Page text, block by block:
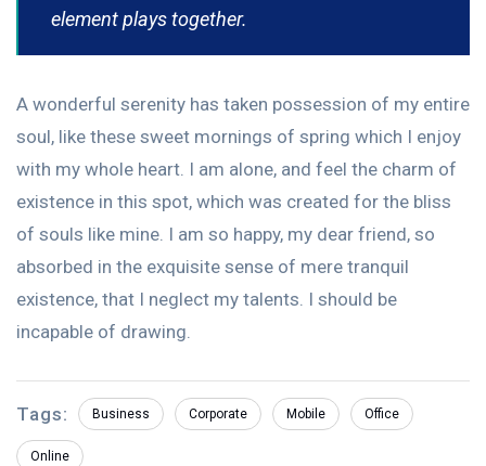
element plays together.
A wonderful serenity has taken possession of my entire
soul, like these sweet mornings of spring which I enjoy
with my whole heart. I am alone, and feel the charm of
existence in this spot, which was created for the bliss
of souls like mine. I am so happy, my dear friend, so
absorbed in the exquisite sense of mere tranquil
existence, that I neglect my talents. I should be
incapable of drawing.
Tags: Business Corporate Mobile Office
Online